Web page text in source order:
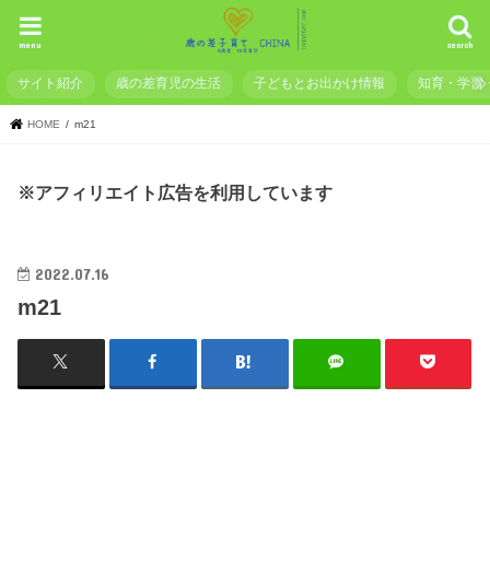
search
menu
サイト紹介 歳の差育児の生活 子どもとお出かけ情報 知育・学習
HOME m21
※アフィリエイト広告を利用しています
2022.07.16
m21